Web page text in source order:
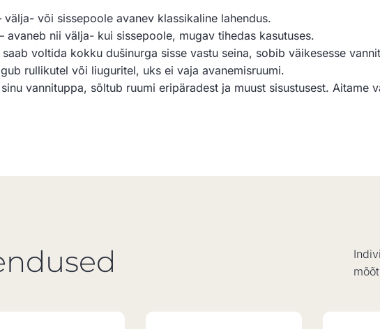
välja- või sissepoole avanev klassikaline lahendus.
avaneb nii välja- kui sissepoole, mugav tihedas kasutuses.
saab voltida kokku dušinurga sisse vastu seina, sobib väikesesse
rullikutel või liuguritel, uks ei vaja avanemisruumi.
vannituppa, sõltub ruumi eripäradest ja muust sisustusest. Aitame